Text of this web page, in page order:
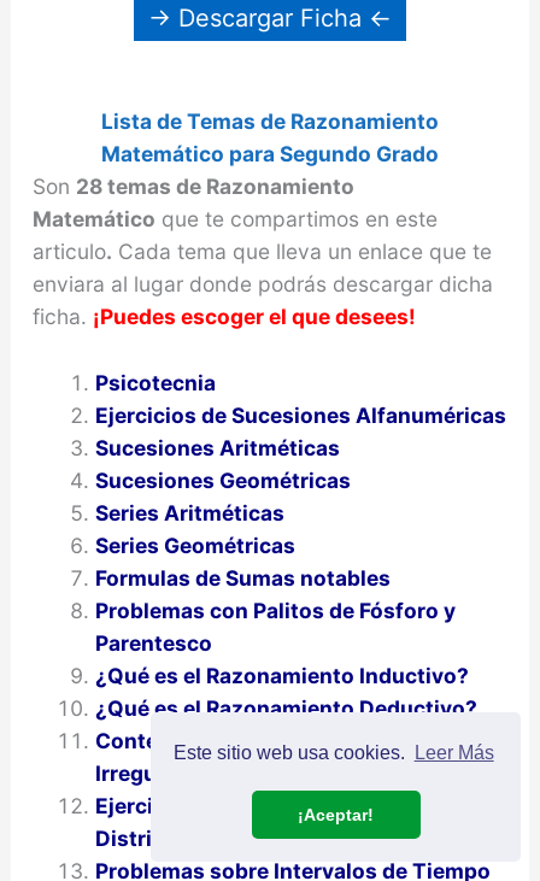
Este sitio web usa cookies. Leer Más
¡Aceptar!
→ Descargar Ficha ←
Lista de Temas de Razonamiento
Matemático para Segundo Grado
Son 28 temas de Razonamiento
Matemático que te compartimos en este
articulo. Cada tema que lleva un enlace que te
enviara al lugar donde podrás descargar dicha
ficha. ¡Puedes escoger el que desees!
Psicotecnia
Ejercicios de Sucesiones Alfanuméricas
Sucesiones Aritméticas
Sucesiones Geométricas
Series Aritméticas
Series Geométricas
Formulas de Sumas notables
Problemas con Palitos de Fósforo y
Parentesco
¿Qué es el Razonamiento Inductivo?
¿Qué es el Razonamiento Deductivo?
Conteo de Figuras Regulares e
Irregulares
Ejercicios de Analogías y
Distribuciones
Problemas sobre Intervalos de Tiempo